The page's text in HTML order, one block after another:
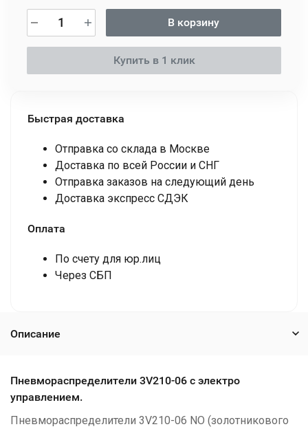
В корзину
Купить в 1 клик
Быстрая доставка
Отправка со склада в Москве
Доставка по всей России и СНГ
Отправка заказов на следующий день
Доставка экспресс СДЭК
Оплата
По счету для юр.лиц
Через СБП
Описание
Пневмораспределители 3V210-06 с электро
управлением.
Пневмораспределители 3V210-06 NО (золотникового